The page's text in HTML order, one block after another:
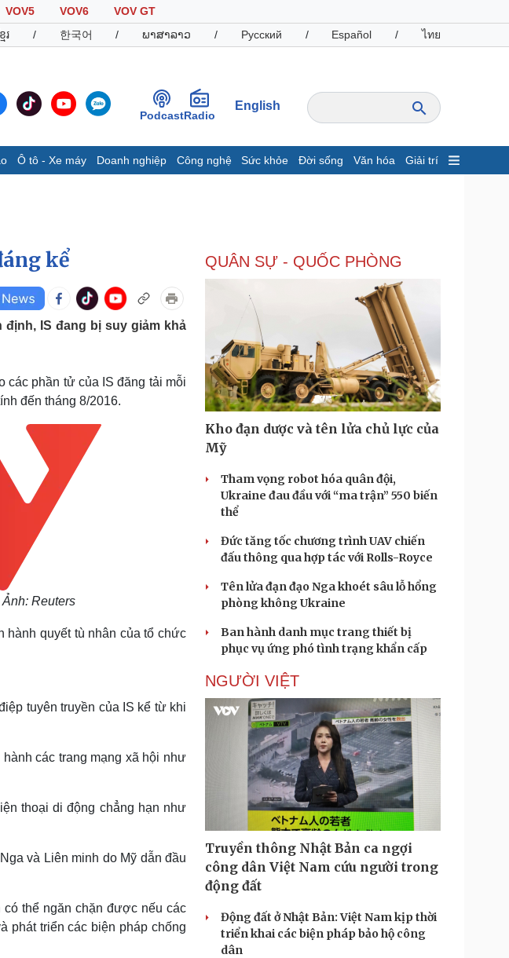
VOV5 VOV6
VOV GT
ែរ / 한국어 / ພາສາລາວ / Русский / Español / ไทย
PodcastRadio
English
Ô tô - Xe máy Doanh nghiệp Công nghệ Sức khỏe Đời sống Văn hóa Giải trí
Chứng khoán
tô - Xe máy
vấn
Doanh nghiệp
Thông tin doanh nghiệp
Doanh nghiệp 24h
Doanh nhân
Vì cộng đồng
Sành điệu
Tin Công nghệ
Trải nghiệm
Chuyển đổi số
sĩ
Thời trang
Sao Việt
Podcast
Đọc truyện đêm khuya
Cửa sổ tình yêu
kể
định, IS đang bị suy giảm khả
các phần tử của IS đăng tải mỗi
đến tháng 8/2016.
Reuters
hành quyết tù nhân của tổ chức
tuyên truyền của IS kể từ khi
các trang mạng xã hội như
thoại di động chẳng hạn như
và Liên minh do Mỹ dẫn đầu
thể ngăn chặn được nếu các
phát triển các biện pháp chống
QUÂN SỰ - QUỐC PHÒNG
Kho đạn dược và tên lửa chủ lực của
Mỹ
Tham vọng robot hóa quân đội,
Ukraine đau đầu với “ma trận” 550 biến
thể
Đức tăng tốc chương trình UAV chiến
đấu thông qua hợp tác với Rolls-Royce
Tên lửa đạn đạo Nga khoét sâu lỗ hổng
phòng không Ukraine
Ban hành danh mục trang thiết bị
phục vụ ứng phó tình trạng khẩn cấp
NGƯỜI VIỆT
Truyền thông Nhật Bản ca ngợi
công dân Việt Nam cứu người trong
động đất
Động đất ở Nhật Bản: Việt Nam kịp thời
triển khai các biện pháp bảo hộ công
dân